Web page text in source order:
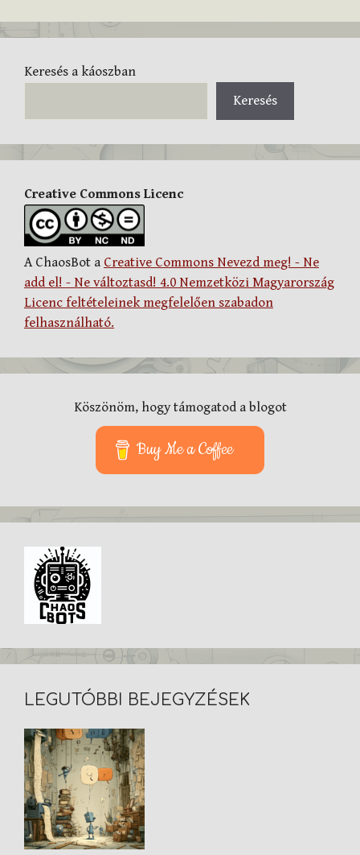
Keresés a káoszban
Keresés
Creative Commons Licenc
A ChaosBot a Creative Commons Nevezd meg! - Ne
add el! - Ne változtasd! 4.0 Nemzetközi Magyarország
Licenc feltételeinek megfelelően szabadon
felhasználható.
Köszönöm, hogy támogatod a blogot
Buy Me a Coffee
LEGUTÓBBI BEJEGYZÉSEK